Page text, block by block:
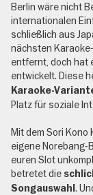
Berlin wäre nicht
internationalen
schließlich aus
nächsten
entfernt, doch hat
entwickelt. Diese
Karaoke-
Platz für soziale
Mit dem Sori
eigene Norebang-
euren Slot
betretet die
Songauswahl .